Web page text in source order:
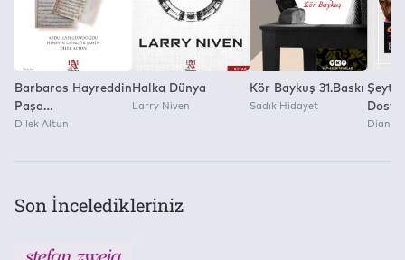
Barbaros Hayreddin
Paşa
Gazavatnamesi ve
Dilek Altun
Halka Dünya
Larry Niven
Kör Baykuş 31.Baskı
Sadık Hidayet
Diana
Son İnceledikleriniz